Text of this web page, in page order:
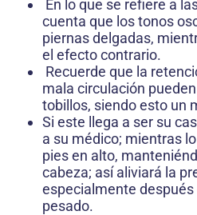
En lo que se refiere a
cuenta que los tonos
piernas delgadas,
el efecto contrario.
Recuerde que la
mala circulación
tobillos, siendo esto un
Si este llega a ser su
a su médico; mientras
pies en alto,
cabeza; así aliviará la
especialmente
pesado.